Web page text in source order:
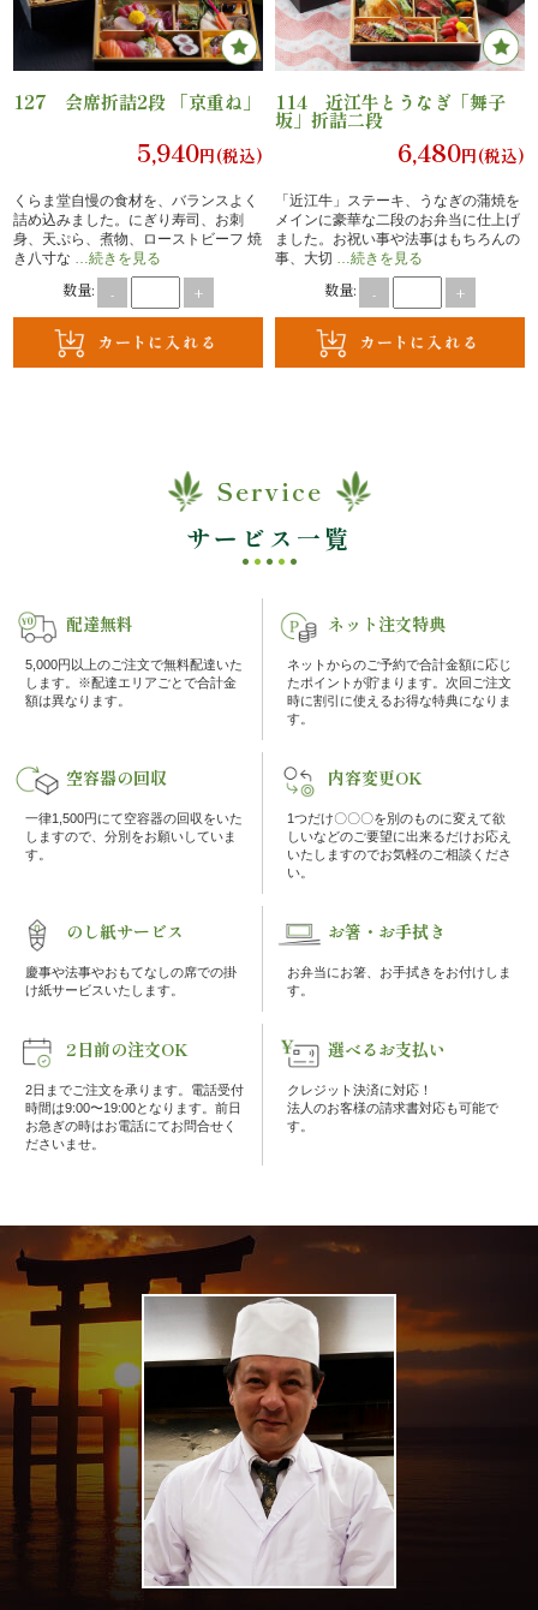
お
座
利
種
か
ら
ぶ
幕
の
内
弁
折
詰
弁
当
会
席
127 会席折詰2段 「京重ね」
5,940円(税込)
くらま堂自慢の食材を、バランスよく
詰め込みました。にぎり寿司、お刺
身、天ぷら、煮物、ローストビーフ 焼
き八寸な …続きを見る
数量: - +
114 近江牛とうなぎ「舞子
坂」折詰二段
6,480円(税込)
「近江牛」ステーキ、うなぎの蒲焼を
メインに豪華な二段のお弁当に仕上げ
ました。お祝い事や法事はもちろんの
事、大切 …続きを見る
数量: - +
Service
サービス一覧
配達無料
5,000円以上のご注文で無料配達いた
します。※配達エリアごとで合計金
額は異なります。
ネット注文特典
ネットからのご予約で合計金額に応じ
たポイントが貯まります。次回ご注文
時に割引に使えるお得な特典になりま
す。
空容器の回収
一律1,500円にて空容器の回収をいた
しますので、分別をお願いしていま
す。
内容変更OK
1つだけ〇〇〇を別のものに変えて欲
しいなどのご要望に出来るだけお応え
いたしますのでお気軽のご相談くださ
い。
のし紙サービス
慶事や法事やおもてなしの席での掛
け紙サービスいたします。
お箸・お手拭き
お弁当にお箸、お手拭きをお付けしま
す。
2日前の注文OK
2日までご注文を承ります。電話受付
時間は9:00〜19:00となります。前日
お急ぎの時はお電話にてお問合せく
ださいませ。
選べるお支払い
クレジット決済に対応！
法人のお客様の請求書対応も可能で
す。